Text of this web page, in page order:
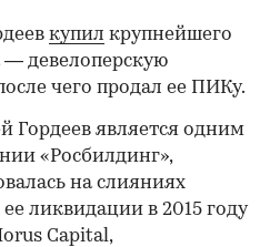
купил крупнейшего
— девелоперскую
чего продал ее ПИКу.
Гордеев является одним
«Росбилдинг»,
на слияниях
ликвидации в 2015 году
Capital,